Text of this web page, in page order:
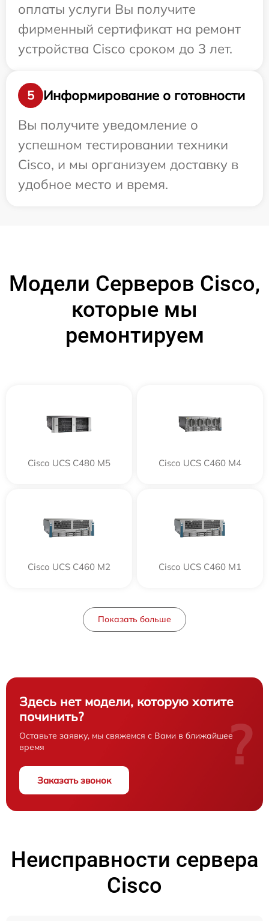
оплаты услуги Вы получите
фирменный сертификат на ремонт
устройства Cisco сроком до 3 лет.
5
Информирование о готовности
Вы получите уведомление о
успешном тестировании техники
Cisco, и мы организуем доставку в
удобное место и время.
Модели Серверов Cisco,
которые мы
ремонтируем
Cisco UCS C480 M5 Cisco UCS C460 M4
Cisco UCS C460 M2 Cisco UCS C460 M1
Показать больше
Здесь нет модели, которую хотите
починить?
Оставьте заявку, мы свяжемся с Вами в ближайшее
время
Заказать звонок
?
Неисправности сервера
Cisco